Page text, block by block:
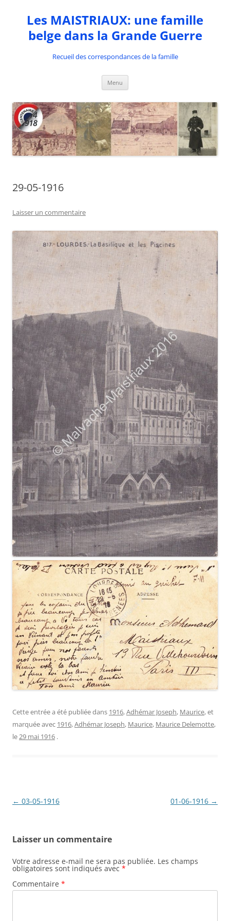
contenuLes MAISTRIAUX: une famille
belge dans la Grande Guerre
Recueil des correspondances de la famille
Menu
29-05-1916
Laisser un commentaire
Cette entrée a été publiée dans 1916,Adhémar Joseph, Maurice, et
marquée avec 1916,Adhémar Joseph, Maurice, Maurice Delemotte,
le29 mai 1916 .
Navigation
← 03-05-1916 01-06-1916 →
Laisser un commentaire
Votre adresse e-mail ne sera pas publiée. Les champs
obligatoires sont indiqués avec *
Commentaire *